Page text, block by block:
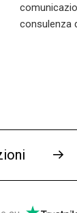
consulenza
→